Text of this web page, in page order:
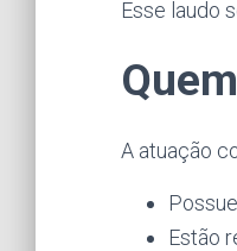
Esse laudo
A atuação
Estão